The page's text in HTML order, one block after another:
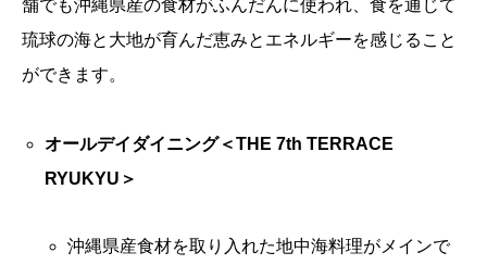
舗でも沖縄県産の食材がふんだんに使われ、食を通じて
琉球の海と大地が育んだ恵みとエネルギーを感じること
ができます。
オールデイダイニング＜THE 7th TERRACE
RYUKYU＞
沖縄県産食材を取り入れた地中海料理がメインで